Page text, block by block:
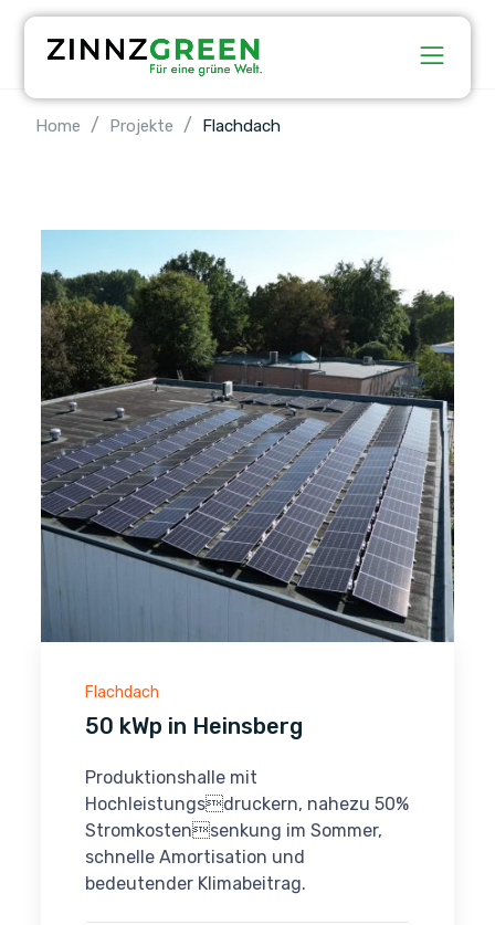
Home / Projekte / Flachdach
Flachdach
50 kWp in Heinsberg
Produktionshalle mit
Hochleistungsdruckern, nahezu 50%
Stromkostensenkung im Sommer,
schnelle Amortisation und
bedeutender Klimabeitrag.